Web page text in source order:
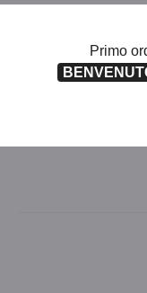
Iscriviti
Primo